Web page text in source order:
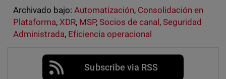
Archivado bajo: Automatización, Consolidación en
Plataforma, XDR, MSP, Socios de canal ,Seguridad
Administrada, Eficiencia operacional
Subscribe via RSS